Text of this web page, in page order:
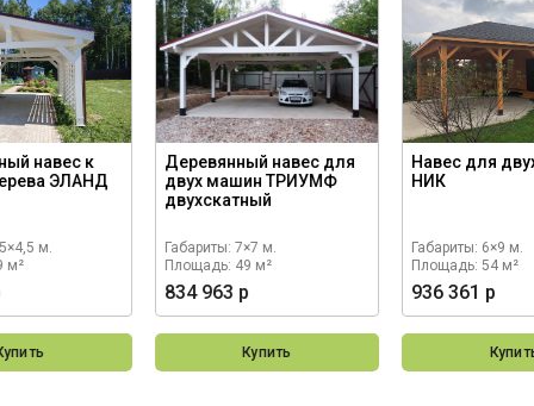
навес к
ЭЛАНД
м.
м²
Деревянный навес для
двух машин ТРИУМФ
двухскатный
Габариты: 7×7 м.
Площадь: 49 м²
834 963 р
Купить
Навес для
НИК
Габариты: 6×9 м.
Площадь: 54 м²
936 361 р